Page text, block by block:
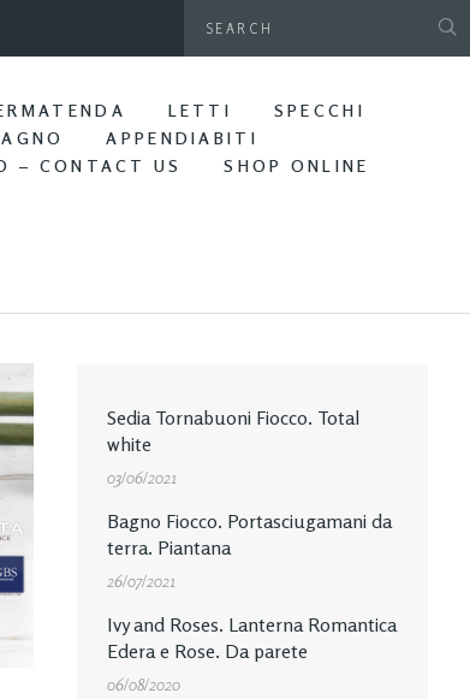
LETTI
SPECCHI
APPENDIABITI
– CONTACT US SHOP ONLINE
Sedia Tornabuoni Fiocco. Total
white
03/06/2021
Bagno Fiocco. Portasciugamani da
terra. Piantana
26/07/2021
Ivy and Roses. Lanterna Romantica
Edera e Rose. Da parete
06/08/2020